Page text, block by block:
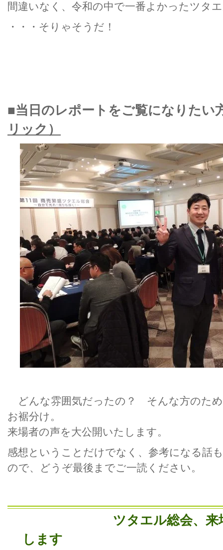
間違いなく、令和の中で一番よかったツタ
・・・そりゃそうだ！
■当日のレポートをご覧になりたい
リック）
どんな雰囲気だったの？ そんな方のた
お裾分け。
来場者の声を大公開いたします。
感想ということだけでなく、参考になる話
ので、どうぞ最後までご一読ください。
ツタエル総会、来場者
します